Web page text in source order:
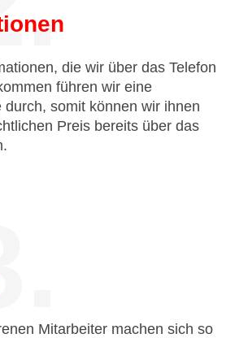
die wir über das Telefon
führen wir eine
durch, somit können wir ihnen
Preis bereits über das
Mitarbeiter machen sich so